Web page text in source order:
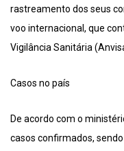
rastreamento dos seus
voo internacional, que
Vigilância Sanitária
Casos no país
De acordo com o
casos confirmados,